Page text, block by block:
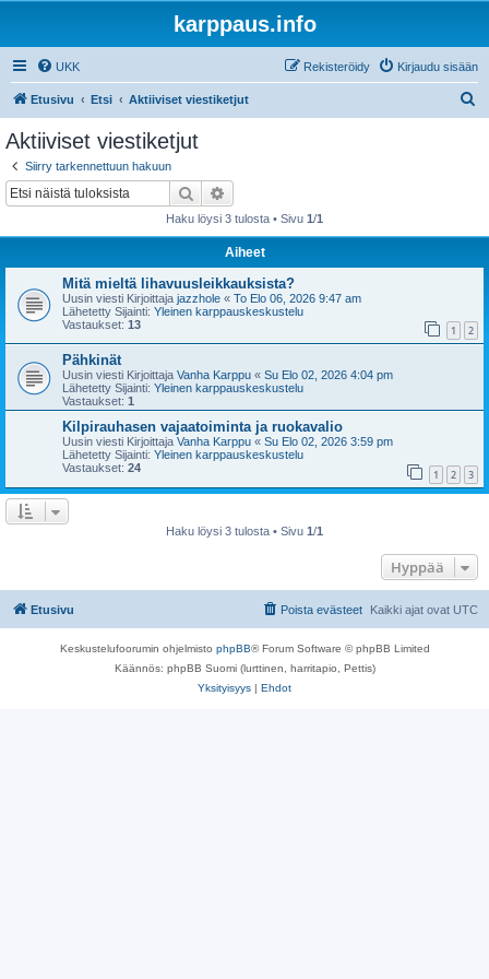
karppaus.info
UKK Kirjaudu sisään
Rekisteröidy
Etusivu Etsi Aktiiviset viestiketjut
Aktiiviset viestiketjut
Siirry tarkennettuun hakuun
Etsi
Haku löysi 3 tulosta • Sivu 1/1
Aiheet
Mitä mieltä lihavuusleikkauksista?
Uusin viesti Kirjoittaja jazzhole « To Elo 06, 2026 9:47 am
Lähetetty Sijainti: Yleinen karppauskeskustelu
Vastaukset: 13 1 2
Pähkinät
Uusin viesti Kirjoittaja Vanha Karppu « Su Elo 02, 2026 4:04 pm
Lähetetty Sijainti: Yleinen karppauskeskustelu
Vastaukset: 1
Kilpirauhasen vajaatoiminta ja ruokavalio
Uusin viesti Kirjoittaja Vanha Karppu « Su Elo 02, 2026 3:59 pm
Lähetetty Sijainti: Yleinen karppauskeskustelu
Vastaukset: 24 1 2 3
Haku löysi 3 tulosta • Sivu 1/1
Hyppää
Etusivu Kaikki ajat ovat UTC
Poista evästeet
Keskustelufoorumin ohjelmisto phpBB® Forum Software © phpBB Limited
Käännös: phpBB Suomi (lurttinen, harritapio, Pettis)
Yksityisyys | Ehdot